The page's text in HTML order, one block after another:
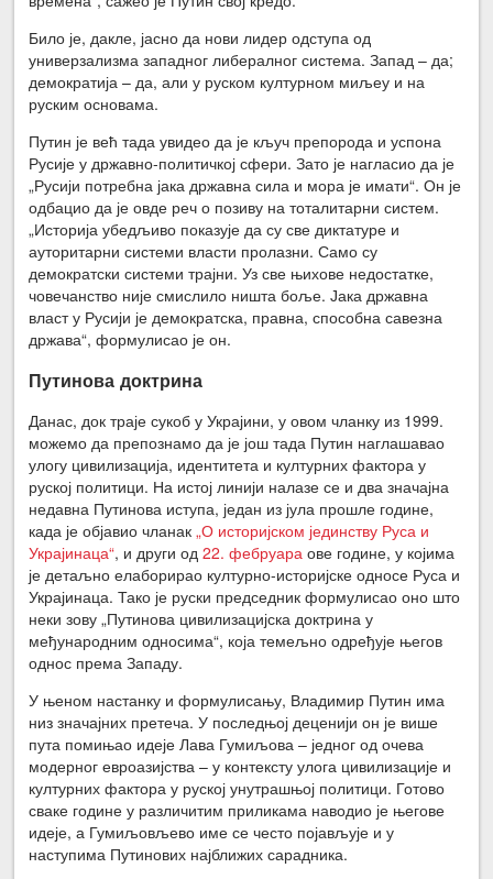
Било је, дакле, јасно да нови лидер одступа од
универзализма западног либералног система. Запад – да;
демократија – да, али у руском културном миљеу и на
руским основама.
Путин је већ тада увидео да је кључ препорода и успона
Русије у државно-политичкој сфери. Зато је нагласио да је
„Русији потребна јака државна сила и мора је имати“. Он је
одбацио да је овде реч о позиву на тоталитарни систем.
„Историја убедљиво показује да су све диктатуре и
ауторитарни системи власти пролазни. Само су
демократски системи трајни. Уз све њихове недостатке,
човечанство није смислило ништа боље. Јака државна
власт у Русији је демократска, правна, способна савезна
држава“, формулисао је он.
Путинова доктрина
Данас, док траје сукоб у Украјини, у овом чланку из 1999.
можемо да препознамо да је још тада Путин наглашавао
улогу цивилизација, идентитета и културних фактора у
руској политици. На истој линији налазе се и два значајна
недавна Путинова иступа, један из јула прошле године,
када је објавио чланак„О историјском јединству Руса и
Украјинаца“, и други од22. фебруара ове године, у којима
је детаљно елаборирао културно-историјске односе Руса и
Украјинаца. Тако је руски председник формулисао оно што
неки зову „Путинова цивилизацијска доктрина у
међународним односима“, која темељно одређује његов
однос према Западу.
У њеном настанку и формулисању, Владимир Путин има
низ значајних претеча. У последњој деценији он је више
пута помињао идеје Лава Гумиљова – једног од очева
модерног евроазијства – у контексту улога цивилизације и
културних фактора у руској унутрашњој политици. Готово
сваке године у различитим приликама наводио је његове
идеје, а Гумиљовљево име се често појављује и у
наступима Путинових најближих сарадника.